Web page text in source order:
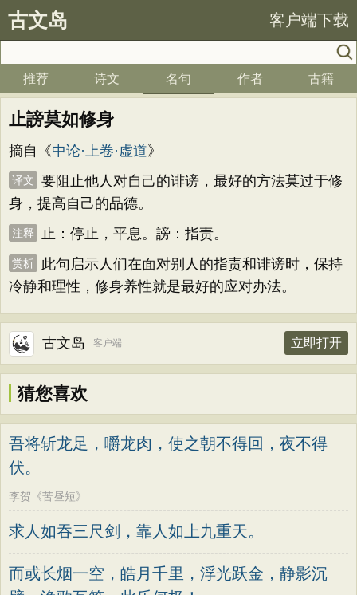
古文岛 客户端下载
推荐 诗文 名句 作者 古籍
止謗莫如修身
摘自《中论·上卷·虚道》
译文
要阻止他人对自己的诽谤，最好的方法莫过于修
身，提高自己的品德。
注释 止：停止，平息。謗：指责。
赏析
此句启示人们在面对别人的指责和诽谤时，保持
冷静和理性，修身养性就是最好的应对办法。
古文岛 客户端 立即打开
猜您喜欢
吾将斩龙足，嚼龙肉，使之朝不得回，夜不得
伏。
李贺《苦昼短》
求人如吞三尺剑，靠人如上九重天。
而或长烟一空，皓月千里，浮光跃金，静影沉